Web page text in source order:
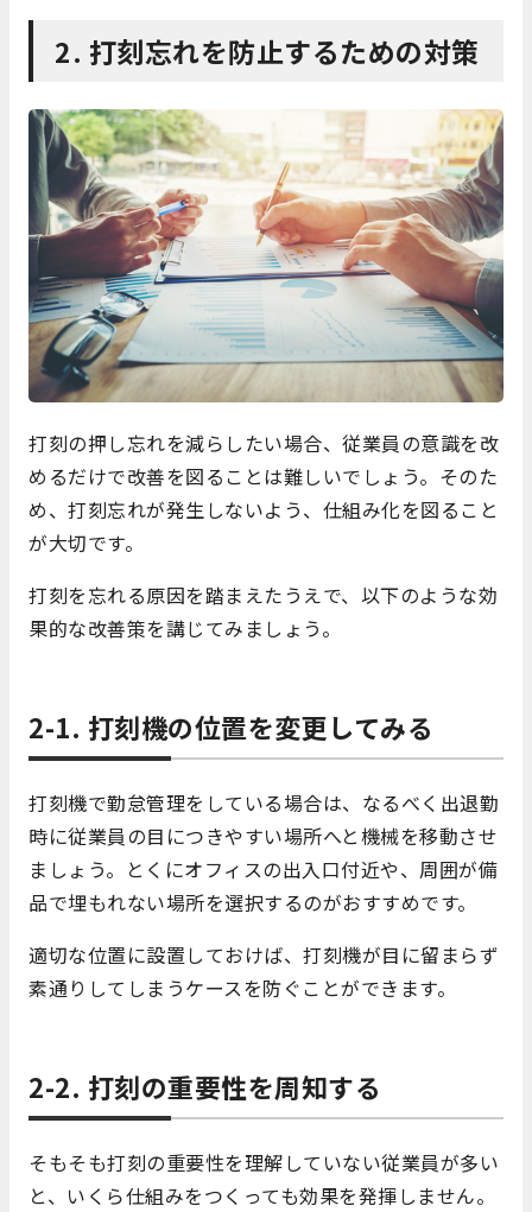
2. 打刻忘れを防止するための対策
打刻の押し忘れを減らしたい場合、従業員の意識を改
めるだけで改善を図ることは難しいでしょう。そのた
め、打刻忘れが発生しないよう、仕組み化を図ること
が大切です。
打刻を忘れる原因を踏まえたうえで、以下のような効
果的な改善策を講じてみましょう。
2-1. 打刻機の位置を変更してみる
打刻機で勤怠管理をしている場合は、なるべく出退勤
時に従業員の目につきやすい場所へと機械を移動させ
ましょう。とくにオフィスの出入口付近や、周囲が備
品で埋もれない場所を選択するのがおすすめです。
適切な位置に設置しておけば、打刻機が目に留まらず
素通りしてしまうケースを防ぐことができます。
2-2. 打刻の重要性を周知する
そもそも打刻の重要性を理解していない従業員が多い
と、いくら仕組みをつくっても効果を発揮しません。